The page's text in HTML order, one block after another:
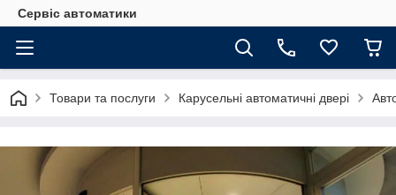
Сервіс автоматики
Товари та послуги Карусельні автоматичні двері